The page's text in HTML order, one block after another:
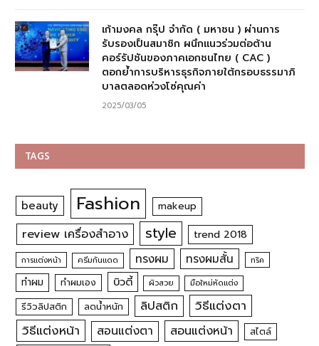
เก้ามงคล กรุ๊ป จำกัด ( มหาชน ) ผ่านการ
รับรองเป็นสมาชิก ผนึกแนวร่วมต่อต้าน
คอร์รัปชันของภาคเอกชนไทย ( CAC )
ตอกย้ำการบริหารธุรกิจภายใต้กรอบธรรมาภิ
บาลตลอดห่วงโซ่คุณค่า
2025/03/05
TAGS
beauty Fashion makeup
review เครื่องสำอาง style trend 2018
การแต่งหน้า ครีมกันแดด ทรงผม ทรงผมสั้น ทริค
ทำผม ทำผมเอง บิวตี้ ผิวสวย มือใหม่หัดแต่ง
รีวิวลิปสติก ลดน้ำหนัก ลิปสติก
วิธีแต่งตา
วิธีแต่งหน้า
สอนแต่งตา สอนแต่งหน้า สไตล์